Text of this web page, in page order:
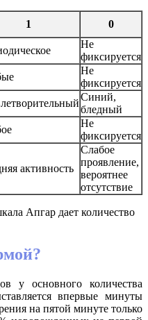
1 0
Не
фиксируется
Не
фиксируется
Синий,
бледный
Не
фиксируется
активность
Слабое
проявление,
вероятнее
отсутствие
Апгар дает количество
у основного количества
впервые минуты
на пятой минуте только